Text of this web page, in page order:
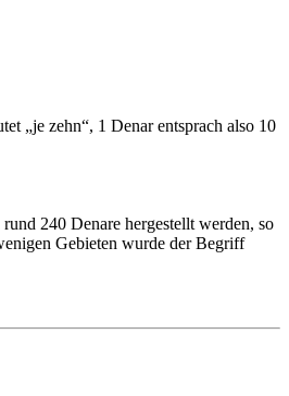
„je zehn“, 1 Denar entsprach also 10
240 Denare hergestellt werden, so
Gebieten wurde der Begriff